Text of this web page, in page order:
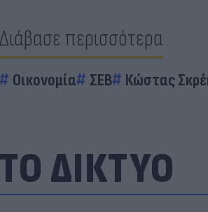
Διάβασε περισσότερα
Οικονομία ΣΕΒ Κώστας
ΔΙΚΤΥΟ